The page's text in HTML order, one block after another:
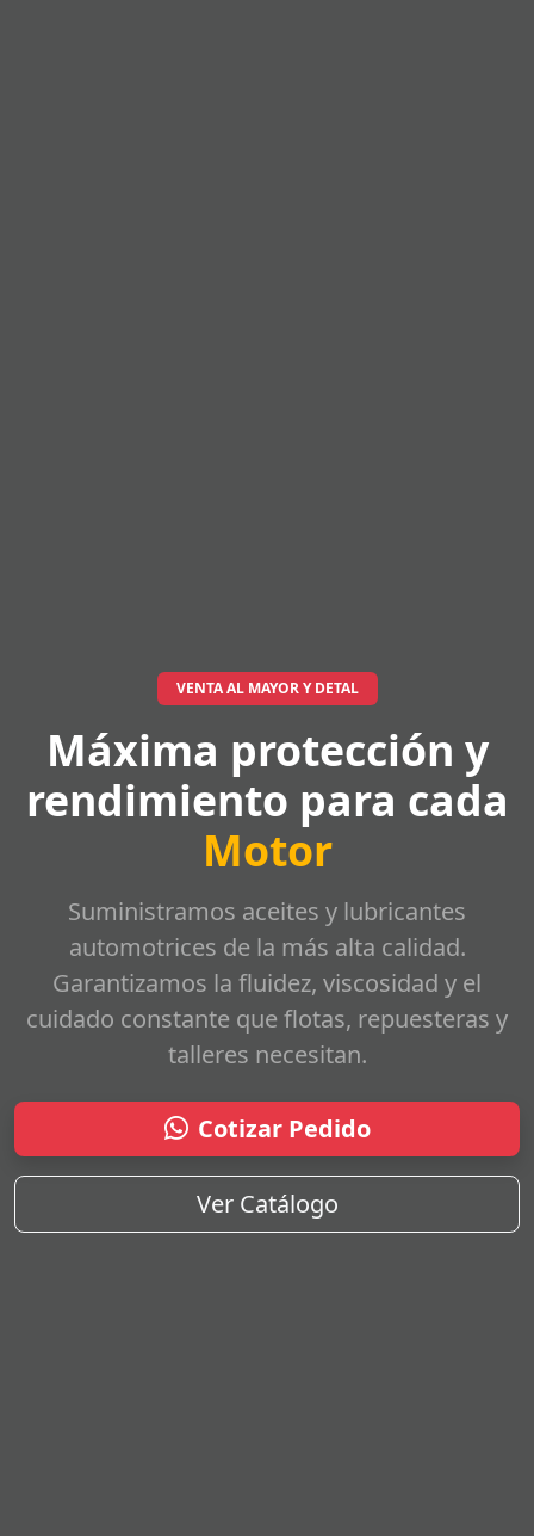
VENTA AL MAYOR Y DETAL
Máxima protección y
rendimiento para cada
Motor
Suministramos aceites y lubricantes
automotrices de la más alta calidad.
Garantizamos la fluidez, viscosidad y el
cuidado constante que flotas, repuesteras y
talleres necesitan.
Cotizar Pedido
Ver Catálogo